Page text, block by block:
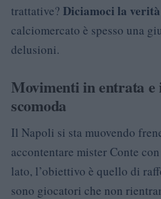
trattative? Diciamoci la
calciomercato è spesso una
delusioni.
Movimenti in entrata
scomoda
Il Napoli si sta muovendo
accontentare mister Conte
lato, l’obiettivo è quello di
sono giocatori che non